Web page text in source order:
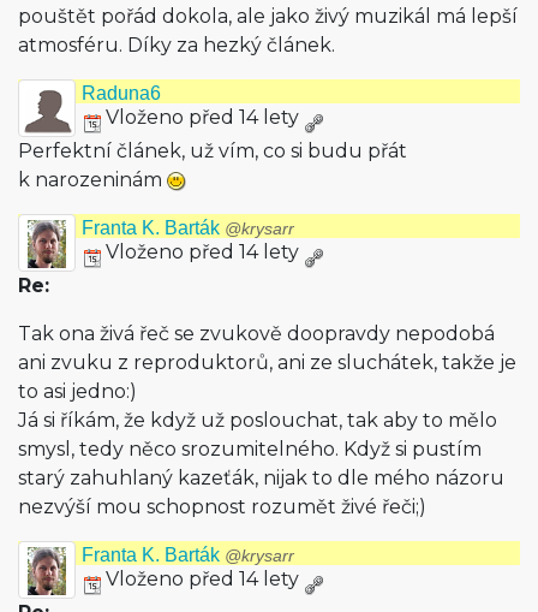
pouštět pořád dokola, ale jako živý muzikál má lepší
atmosféru. Díky za hezký článek.
Raduna6
Vloženo před 14 lety
Perfektní článek, už vím, co si budu přát
k narozeninám
Franta K. Barták @krysarr
Vloženo před 14 lety
Re:
Tak ona živá řeč se zvukově doopravdy nepodobá
ani zvuku z reproduktorů, ani ze sluchátek, takže je
to asi jedno:)
Já si říkám, že když už poslouchat, tak aby to mělo
smysl, tedy něco srozumitelného. Když si pustím
starý zahuhlaný kazeťák, nijak to dle mého názoru
nezvýší mou schopnost rozumět živé řeči;)
Franta K. Barták @krysarr
Vloženo před 14 lety